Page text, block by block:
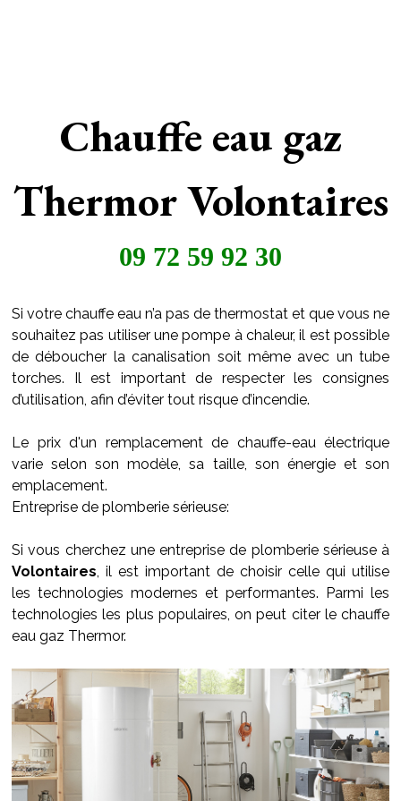
Chauffe eau gaz
Thermor Volontaires
09 72 59 92 30
Si votre chauffe eau n’a pas de thermostat et que vous ne
souhaitez pas utiliser une pompe à chaleur, il est possible
de déboucher la canalisation soit même avec un tube
torches. Il est important de respecter les consignes
d’utilisation, afin d’éviter tout risque d’incendie.
Le prix d'un remplacement de chauffe-eau électrique
varie selon son modèle, sa taille, son énergie et son
emplacement.
Entreprise de plomberie sérieuse:
Si vous cherchez une entreprise de plomberie sérieuse à
Volontaires, il est important de choisir celle qui utilise
les technologies modernes et performantes. Parmi les
technologies les plus populaires, on peut citer le chauffe
eau gaz Thermor.